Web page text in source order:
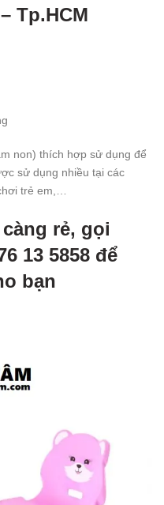
Tp.HCM
non) thích hợp sử dụng để
sử dụng nhiều tại các
trẻ em,…
rẻ, gọi
13 5858 để
bạn